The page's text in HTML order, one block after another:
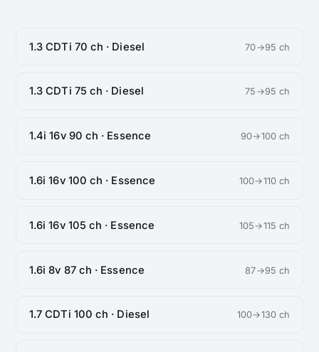
1.3 CDTi 70 ch · Diesel 70→95 ch
1.3 CDTi 75 ch · Diesel 75→95 ch
1.4i 16v 90 ch · Essence 90→100 ch
1.6i 16v 100 ch · Essence 100→110 ch
1.6i 16v 105 ch · Essence 105→115 ch
1.6i 8v 87 ch · Essence 87→95 ch
1.7 CDTi 100 ch · Diesel 100→130 ch